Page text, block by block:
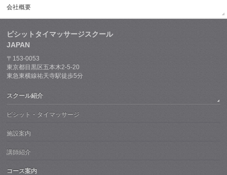
会社概要
ピシットタイマッサージスクール
JAPAN
〒153-0053
東京都目黒区五本木2-5-20
東急東横線祐天寺駅徒歩5分
スクール紹介
ピシット・タイマッサージ
施設案内
講師紹介
コース案内